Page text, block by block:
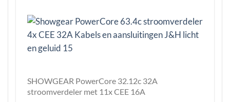
SHOWGEAR PowerCore 32.12c 32A
stroomverdeler met 11x CEE 16A